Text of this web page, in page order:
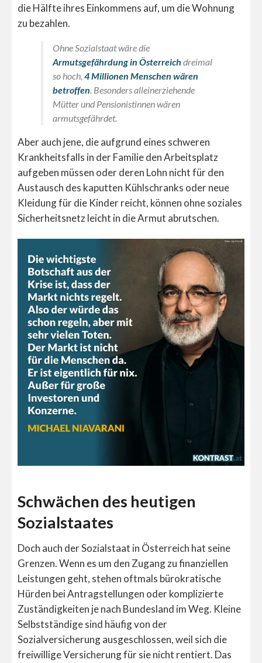
die Hälfte ihres Einkommens auf, um die Wohnung
zu bezahlen.
Ohne Sozialstaat wäre die
Armutsgefährdung in Österreich dreimal
so hoch, 4 Millionen Menschen wären
betroffen. Besonders alleinerziehende
Mütter und Pensionistinnen wären
armutsgefährdet.
Aber auch jene, die aufgrund eines schweren
Krankheitsfalls in der Familie den Arbeitsplatz
aufgeben müssen oder deren Lohn nicht für den
Austausch des kaputten Kühlschranks oder neue
Kleidung für die Kinder reicht, können ohne soziales
Sicherheitsnetz leicht in die Armut abrutschen.
Schwächen des heutigen
Sozialstaates
Doch auch der Sozialstaat in Österreich hat seine
Grenzen. Wenn es um den Zugang zu finanziellen
Leistungen geht, stehen oftmals bürokratische
Hürden bei Antragstellungen oder komplizierte
Zuständigkeiten je nach Bundesland im Weg. Kleine
Selbstständige sind häufig von der
Sozialversicherung ausgeschlossen, weil sich die
freiwillige Versicherung für sie nicht rentiert. Das